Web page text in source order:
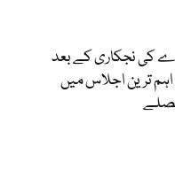
کی نجکاری کے بعد
اہم ترین اجلاس میں